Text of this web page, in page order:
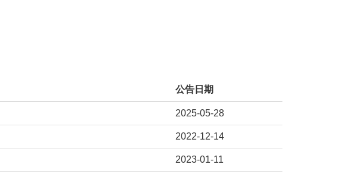
公告日期
2025-05-28
2022-12-14
2023-01-11